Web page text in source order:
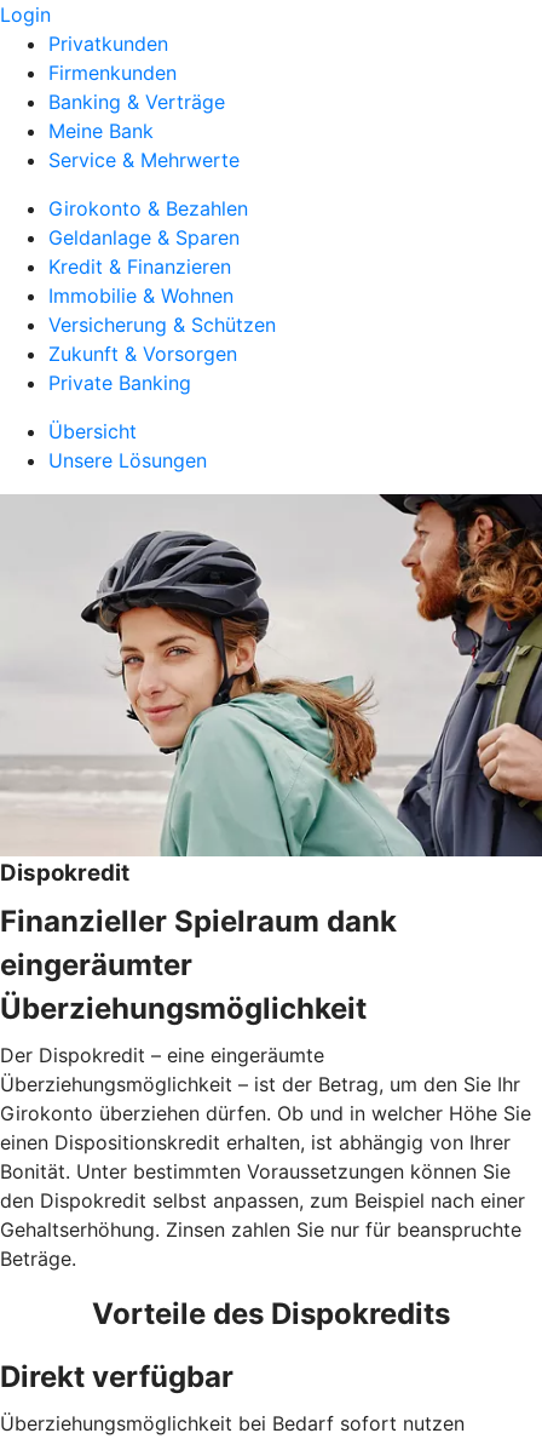
Login
Privatkunden
Firmenkunden
Banking & Verträge
Meine Bank
Service & Mehrwerte
Girokonto & Bezahlen
Geldanlage & Sparen
Kredit & Finanzieren
Immobilie & Wohnen
Versicherung & Schützen
Zukunft & Vorsorgen
Private Banking
Übersicht
Unsere Lösungen
Dispokredit
Finanzieller Spielraum dank
eingeräumter
Überziehungsmöglichkeit
Der Dispokredit – eine eingeräumte
Überziehungsmöglichkeit – ist der Betrag, um den Sie Ihr
Girokonto überziehen dürfen. Ob und in welcher Höhe Sie
einen Dispositionskredit erhalten, ist abhängig von Ihrer
Bonität. Unter bestimmten Voraussetzungen können Sie
den Dispokredit selbst anpassen, zum Beispiel nach einer
Gehaltserhöhung. Zinsen zahlen Sie nur für beanspruchte
Beträge.
Vorteile des Dispokredits
Direkt verfügbar
Überziehungsmöglichkeit bei Bedarf sofort nutzen